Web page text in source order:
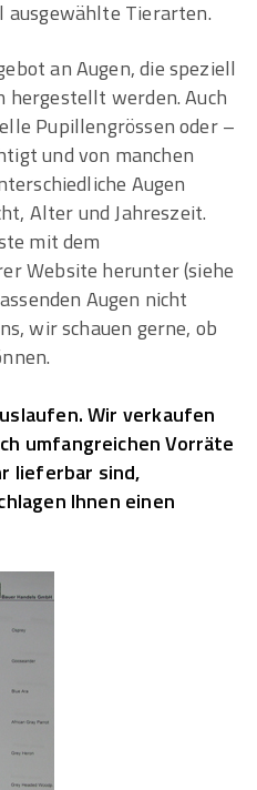
ausgewählte Tierarten.
an Augen, die speziell
werden. Auch
Pupillengrössen oder –
und von manchen
Augen
Alter und Jahreszeit.
mit dem
Website herunter (siehe
Augen nicht
wir schauen gerne, ob
Wir verkaufen
umfangreichen Vorräte
lieferbar sind,
Ihnen einen